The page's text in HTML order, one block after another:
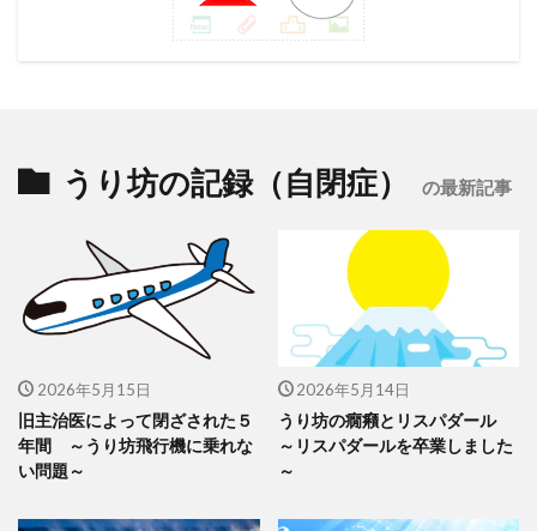
うり坊の記録（自閉症） の最新記事
2026年5月15日
旧主治医によって閉ざされた５
年間 ～うり坊飛行機に乗れな
い問題～
2026年5月14日
うり坊の癇癪とリスパダール
～リスパダールを卒業しました
～